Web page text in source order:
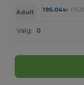
Adult 195.04kr
Valg: 0